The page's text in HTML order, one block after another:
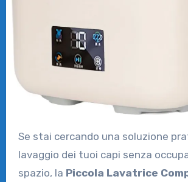
Se stai cercando una soluzione pratica per il
lavaggio dei tuoi capi senza
spazio, la Piccola Lavatrice